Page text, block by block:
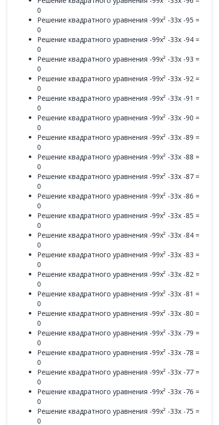
0
Решение квадратного уравнения -99x² -33x -95 =
0
Решение квадратного уравнения -99x² -33x -94 =
0
Решение квадратного уравнения -99x² -33x -93 =
0
Решение квадратного уравнения -99x² -33x -92 =
0
Решение квадратного уравнения -99x² -33x -91 =
0
Решение квадратного уравнения -99x² -33x -90 =
0
Решение квадратного уравнения -99x² -33x -89 =
0
Решение квадратного уравнения -99x² -33x -88 =
0
Решение квадратного уравнения -99x² -33x -87 =
0
Решение квадратного уравнения -99x² -33x -86 =
0
Решение квадратного уравнения -99x² -33x -85 =
0
Решение квадратного уравнения -99x² -33x -84 =
0
Решение квадратного уравнения -99x² -33x -83 =
0
Решение квадратного уравнения -99x² -33x -82 =
0
Решение квадратного уравнения -99x² -33x -81 =
0
Решение квадратного уравнения -99x² -33x -80 =
0
Решение квадратного уравнения -99x² -33x -79 =
0
Решение квадратного уравнения -99x² -33x -78 =
0
Решение квадратного уравнения -99x² -33x -77 =
0
Решение квадратного уравнения -99x² -33x -76 =
0
Решение квадратного уравнения -99x² -33x -75 =
0